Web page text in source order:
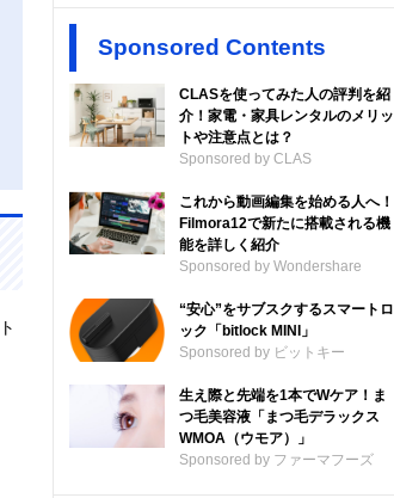
Sponsored Contents
CLASを使ってみた人の評判を紹
介！家電・家具レンタルのメリッ
トや注意点とは？
Sponsored by CLAS
これから動画編集を始める人へ！
Filmora12で新たに搭載される機
能を詳しく紹介
Sponsored by Wondershare
“安心”をサブスクするスマートロ
ック「bitlock MINI」
Sponsored by ビットキー
生え際と先端を1本でWケア！ま
つ毛美容液「まつ毛デラックス
WMOA（ウモア）」
Sponsored by ファーマフーズ